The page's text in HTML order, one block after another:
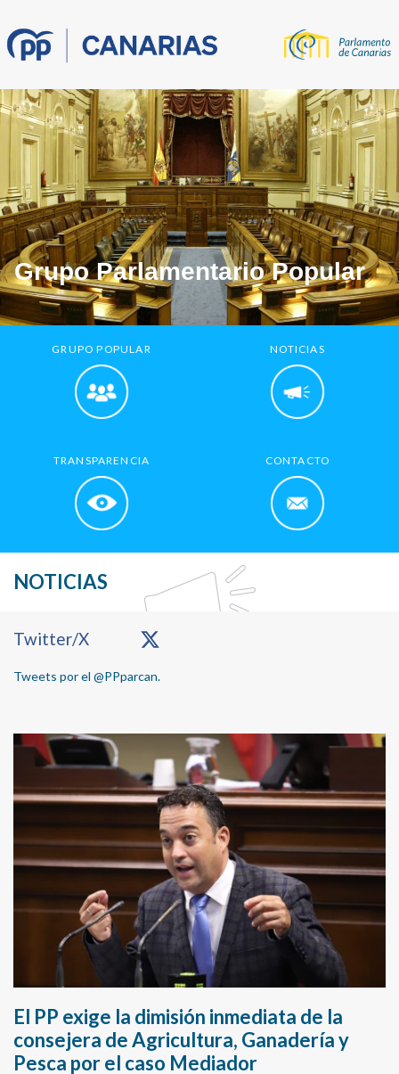
Grupo Parlamentario Popular
GRUPO POPULAR NOTICIAS
TRANSPARENCIA CONTACTO
NOTICIAS
El PP exige la dimisión inmediata de la
consejera de Agricultura, Ganadería y
Pesca por el caso Mediador
Primary
Twitter/X
Tweets por el @PPparcan.